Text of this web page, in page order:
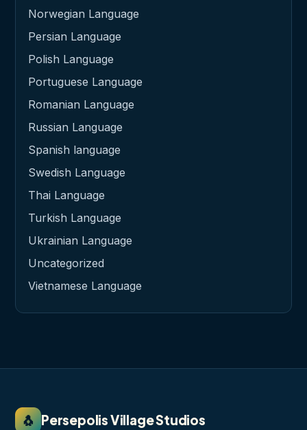
Norwegian Language
Persian Language
Polish Language
Portuguese Language
Romanian Language
Russian Language
Spanish language
Swedish Language
Thai Language
Turkish Language
Ukrainian Language
Uncategorized
Vietnamese Language
🐧 Persepolis Village Studios